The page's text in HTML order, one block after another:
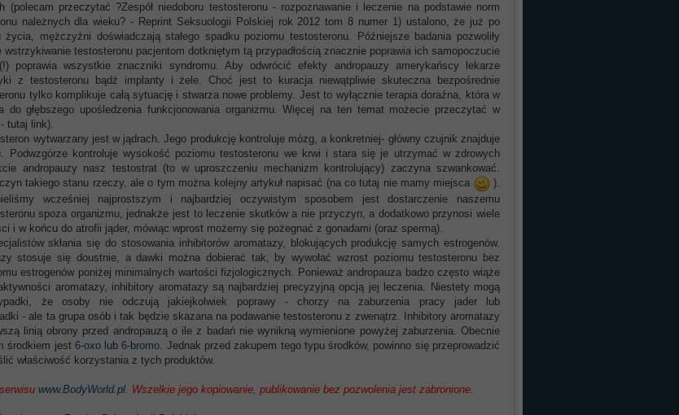
(polecam przeczytać ?Zespół niedoboru testosteronu - rozpoznawanie i leczenie na podstawie norm
należnych dla wieku? - Reprint Seksuologii Polskiej rok 2012 tom 8 numer 1) ustalono, że już po
mężczyźni doświadczają stałego spadku poziomu testosteronu. Późniejsze badania pozwoliły
wstrzykiwanie testosteronu pacjentom dotkniętym tą przypadłością znacznie poprawia ich samopoczucie
poprawia wszystkie znaczniki syndromu. Aby odwrócić efekty andropauzy amerykańscy lekarze
z testosteronu bądź implanty i żele. Choć jest to kuracja niewątpliwie skuteczna bezpośrednie
tylko komplikuje całą sytuację i stwarza nowe problemy. Jest to wyłącznie terapia doraźna, która w
do głębszego upośledzenia funkcjonowania organizmu. Więcej na ten temat możecie przeczytać w
tutaj link).
wytwarzany jest w jądrach. Jego produkcję kontroluje mózg, a konkretniej- główny czujnik znajduje
Podwzgórze kontroluje wysokość poziomu testosteronu we krwi i stara się je utrzymać w zdrowych
andropauzy nasz testostrat (to w uproszczeniu mechanizm kontrolujący) zaczyna szwankować.
takiego stanu rzeczy, ale o tym można kolejny artykuł napisać (na co tutaj nie mamy miejsca
).
wcześniej najprostszym i najbardziej oczywistym sposobem jest dostarczenie naszemu
spoza organizmu, jednakże jest to leczenie skutków a nie przyczyn, a dodatkowo przynosi wiele
i w końcu do atrofii jąder, mówiąc wprost możemy się pożegnać z gonadami (oraz spermą).
skłania się do stosowania inhibitorów aromatazy, blokujących produkcję samych estrogenów.
stosuje się doustnie, a dawki można dobierać tak, by wywołać wzrost poziomu testosteronu bez
estrogenów poniżej minimalnych wartości fizjologicznych. Ponieważ andropauza badzo często wiąże
aromatazy, inhibitory aromatazy są najbardziej precyzyjną opcją jej leczenia. Niestety mogą
że osoby nie odczują jakiejkolwiek poprawy - chorzy na zaburzenia pracy jader lub
- ale ta grupa osób i tak będzie skazana na podawanie testosteronu z zwenątrz. Inhibitory aromatazy
linią obrony przed andropauzą o ile z badań nie wynikną wymienione powyżej zaburzenia. Obecnie
środkiem jest 6-oxolub6-bromo. Jednak przed zakupem tego typu środków, powinno się przeprowadzić
właściwość korzystania z tych produktów.
www.BodyWorld.pl. Wszelkie jego kopiowanie, publikowanie bez pozwolenia jest zabronione.